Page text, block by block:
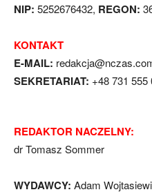
NIP: 5252676432, REGON:
KONTAKT
E-MAIL:
SEKRETARIAT: +48 731 555
REDAKTOR NACZELNY:
dr Tomasz Sommer
WYDAWCY: Adam